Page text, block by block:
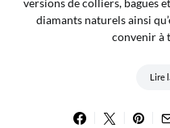
diamants naturels ainsi
convenir à
Lire